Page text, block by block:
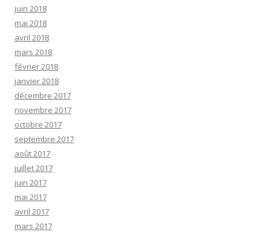
juin 2018
mai 2018
avril 2018
mars 2018
février 2018
janvier 2018
décembre 2017
novembre 2017
octobre 2017
septembre 2017
août 2017
juillet 2017
juin 2017
mai 2017
avril 2017
mars 2017